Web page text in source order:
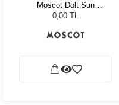
Moscot Dolt Sun
Flesh/Tortoise Cr-39 Pl
0,00 TL